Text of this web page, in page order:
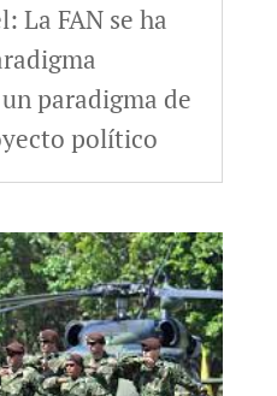
La FAN se ha
paradigma de
político